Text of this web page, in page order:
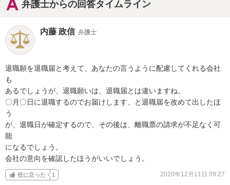
弁護士からの回答タイムライン
内藤 政信 弁護士
退職願を退職届と考えて、あなたの言うように配慮してくれる会社
も
あるでしょうが、退職願いは、退職届とは違いますね。
〇月〇日に退職するのでお届けします、と退職届を改めて出したほ
う
が、退職日が確定するので、その後は、離職票の請求が不足なく可
能
になるでしょう。
会社の意向を確認したほうがいいでしょう。
役に立った 1 2020年12月11日 09:27